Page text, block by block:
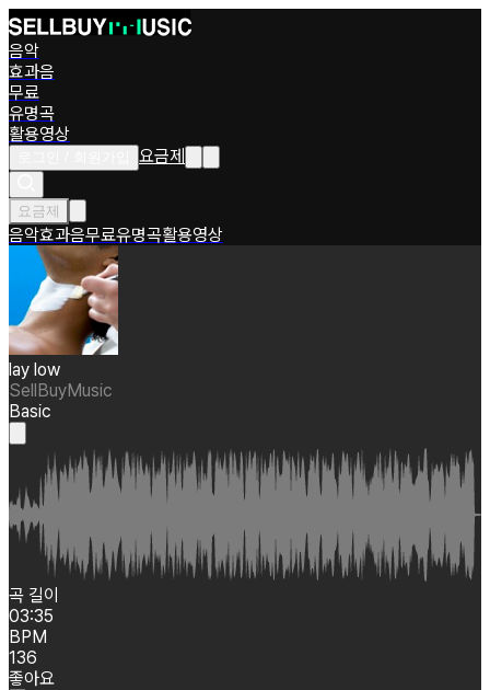
음악
효과음
무료
유명곡
활용영상
요금제
요금제
음악효과음무료유명곡활용영상
lay low
SellBuyMusic
Basic
곡 길이
03:35
BPM
136
좋아요